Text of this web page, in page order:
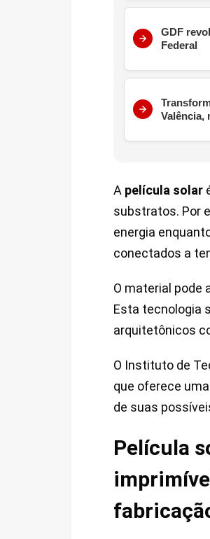
GDF
Federal
Valência,
A película solar
substratos. Por
energia
conectados a
O material pode
Esta tecnologia
arquitetônicos
O Instituto de
que oferece
de suas
Película